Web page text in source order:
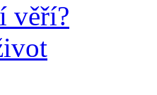
věří?